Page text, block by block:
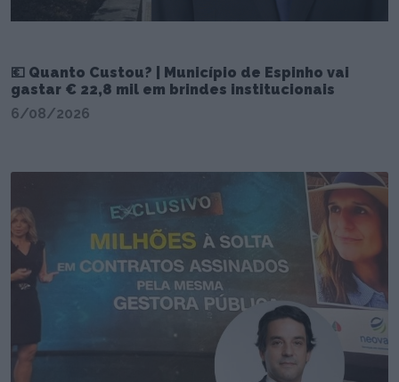
💶 Quanto Custou? | Município de Espinho vai
gastar € 22,8 mil em brindes institucionais
6/08/2026